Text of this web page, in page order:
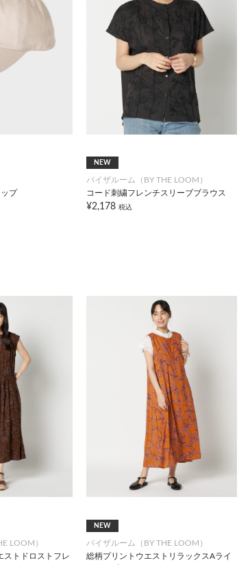
プ
NEW
バイザルーム（BY THE LOOM）
コード刺繍フレンチスリーブブラウス
¥2,178 税込
LOOM）
ストドロストフレ
NEW
バイザルーム（BY THE LOOM）
総柄プリントウエストリラックスAライ